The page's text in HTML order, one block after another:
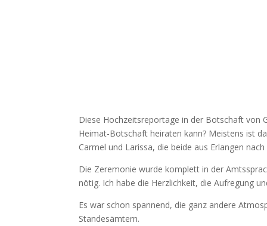
Diese Hochzeitsreportage in der Botschaft von
Heimat-Botschaft heiraten kann? Meistens ist
Carmel und Larissa, die beide aus Erlangen
Die Zeremonie wurde komplett in der
nötig. Ich habe die Herzlichkeit, die Aufregung
Es war schon spannend, die ganz andere
Standesämtern.